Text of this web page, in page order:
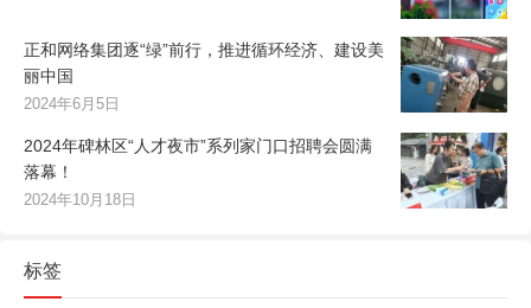
正和网络集团逐“绿”前行，推进循环经济、建设美
丽中国
2024年6月5日
2024年碑林区“人才夜市”系列家门口招聘会圆满
落幕！
2024年10月18日
标签